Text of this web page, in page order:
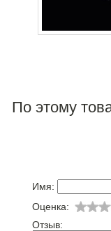
По этому
Имя:
Оценка:
Отзыв: